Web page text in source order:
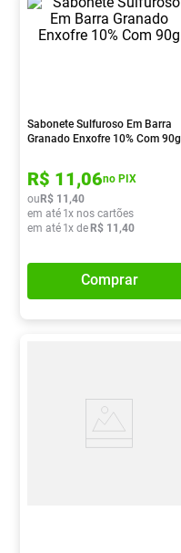
Sabonete Sulfuroso Em Barra
Granado Enxofre 10% Com 90g
R$ 11,06no PIX
ouR$ 11 ,40
em até 1x nos cartões
em até 1x deR$ 11 ,40
Comprar